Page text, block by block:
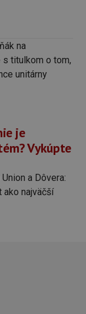
je
Vykúpte
a Dôvera:
ako najväčší